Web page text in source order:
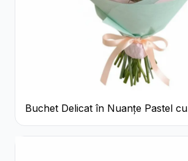
Buchet Delicat în Nuanțe Pastel cu
Trandafiri și Crizanteme Roz